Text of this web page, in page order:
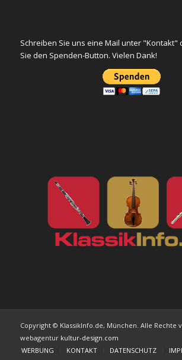
Schreiben Sie uns eine Mail unter "Kontakt"
Sie den Spenden-Button. Vielen Dank!
Copyright © KlassikInfo.de, München. Alle Rechte
webagentur kultur-design.com
WERBUNG
KONTAKT DATENSCHUTZ